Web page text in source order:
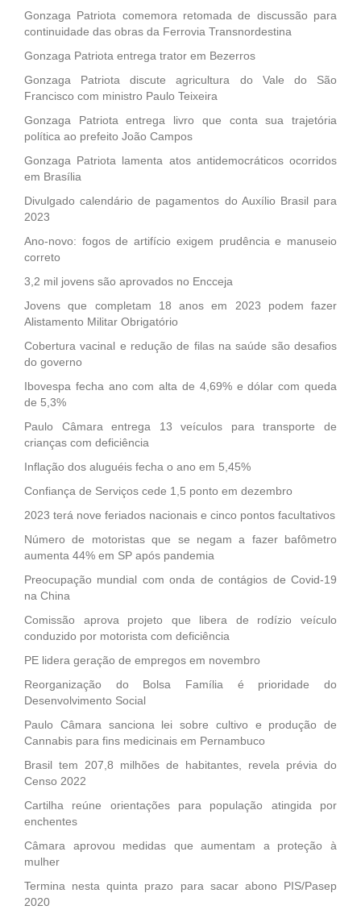
Gonzaga Patriota comemora retomada de discussão para
continuidade das obras da Ferrovia Transnordestina
Gonzaga Patriota entrega trator em Bezerros
Gonzaga Patriota discute agricultura do Vale do São
Francisco com ministro Paulo Teixeira
Gonzaga Patriota entrega livro que conta sua trajetória
política ao prefeito João Campos
Gonzaga Patriota lamenta atos antidemocráticos ocorridos
em Brasília
Divulgado calendário de pagamentos do Auxílio Brasil para
2023
Ano-novo: fogos de artifício exigem prudência e manuseio
correto
3,2 mil jovens são aprovados no Encceja
Jovens que completam 18 anos em 2023 podem fazer
Alistamento Militar Obrigatório
Cobertura vacinal e redução de filas na saúde são desafios
do governo
Ibovespa fecha ano com alta de 4,69% e dólar com queda
de 5,3%
Paulo Câmara entrega 13 veículos para transporte de
crianças com deficiência
Inflação dos aluguéis fecha o ano em 5,45%
Confiança de Serviços cede 1,5 ponto em dezembro
2023 terá nove feriados nacionais e cinco pontos facultativos
Número de motoristas que se negam a fazer bafômetro
aumenta 44% em SP após pandemia
Preocupação mundial com onda de contágios de Covid-19
na China
Comissão aprova projeto que libera de rodízio veículo
conduzido por motorista com deficiência
PE lidera geração de empregos em novembro
Reorganização do Bolsa Família é prioridade do
Desenvolvimento Social
Paulo Câmara sanciona lei sobre cultivo e produção de
Cannabis para fins medicinais em Pernambuco
Brasil tem 207,8 milhões de habitantes, revela prévia do
Censo 2022
Cartilha reúne orientações para população atingida por
enchentes
Câmara aprovou medidas que aumentam a proteção à
mulher
Termina nesta quinta prazo para sacar abono PIS/Pasep
2020